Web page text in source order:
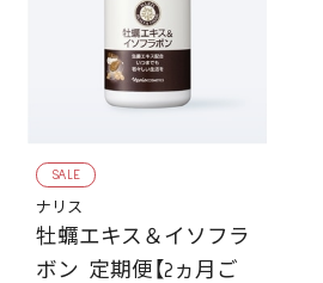
SALE
ナリス
牡蠣エキス＆イソフラ
ボン 定期便【2ヵ月ご